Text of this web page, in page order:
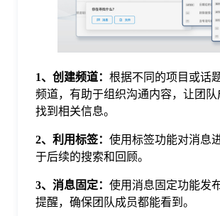
题
1、创建频道： 根据不同的项目或话
频道，有助于组织沟通内容，让团
找到相关信息。
2、利用标签： 使用标签功能对消息
于后续的搜索和回顾。
3、消息固定： 使用消息固定功能发
提醒，确保团队成员都能看到。